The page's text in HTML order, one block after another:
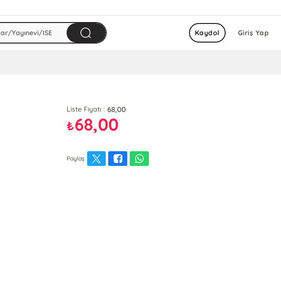
Giriş Yap
Kaydol
Liste Fiyatı : 68,00
₺68,00
Paylaş